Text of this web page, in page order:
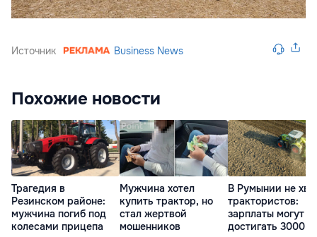
Источник Business News
Похожие новости
Трагедия в
Резинcком районе:
мужчина погиб под
колесами прицепа
Мужчина хотел
купить трактор, но
стал жертвой
мошенников
В Румынии не
трактористов:
зарплаты могут
достигать 3000